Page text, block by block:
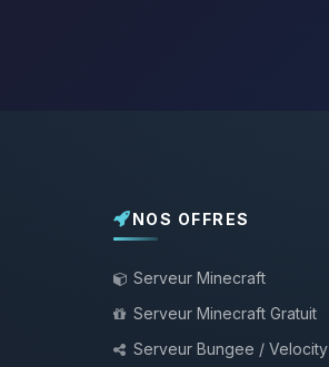
NOS OFFRES
Serveur Minecraft
Serveur Minecraft Gratuit
Serveur Bungee / Velocity